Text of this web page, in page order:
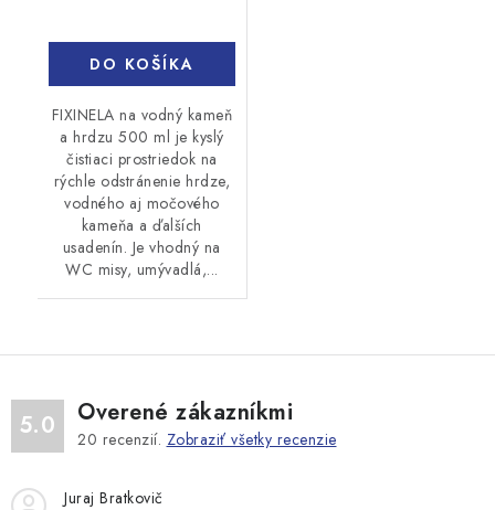
DO KOŠÍKA
FIXINELA na vodný kameň
a hrdzu 500 ml je kyslý
čistiaci prostriedok na
rýchle odstránenie hrdze,
vodného aj močového
kameňa a ďalších
usadenín. Je vhodný na
WC misy, umývadlá,...
5.0 Overené zákazníkmi
20 recenzií. Zobraziť všetky recenzie
Juraj Bratkovič